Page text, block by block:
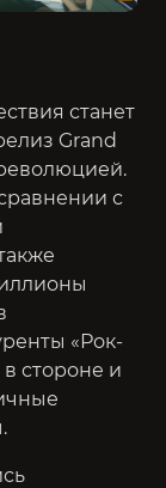
станет
Grand
с
«Рок-
в стороне и